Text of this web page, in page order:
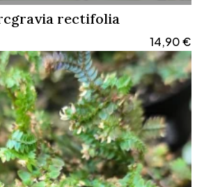
rectifolia
14,90€